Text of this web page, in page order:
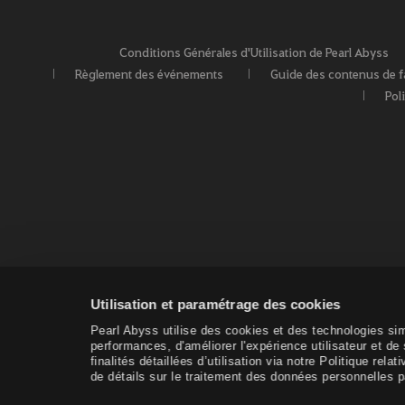
Utilisation et paramétrage des cookies
Pearl Abyss utilise des cookies et des technologies
performances, d'améliorer l'expérience utilisateur et
finalités détaillées d’utilisation via notre Politique
de détails sur le traitement des données personnelles
Conditions Générales d'Utilisation de Pearl Abyss
Règlement des événements
Guide des contenus de